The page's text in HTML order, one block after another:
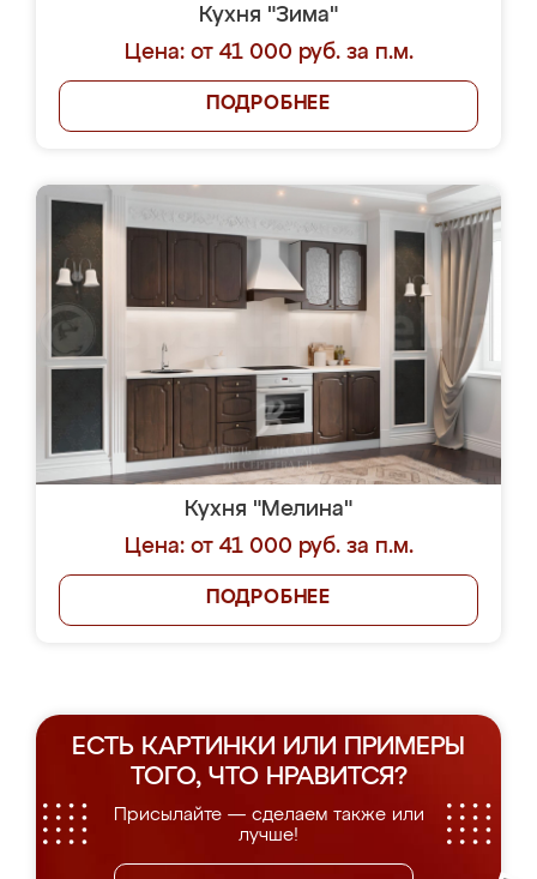
Кухня "Зима"
Цена: от 41 000 руб. за п.м.
ПОДРОБНЕЕ
Кухня "Мелина"
Цена: от 41 000 руб. за п.м.
ПОДРОБНЕЕ
ЕСТЬ КАРТИНКИ ИЛИ ПРИМЕРЫ
ТОГО, ЧТО НРАВИТСЯ?
Присылайте — сделаем также или
лучше!